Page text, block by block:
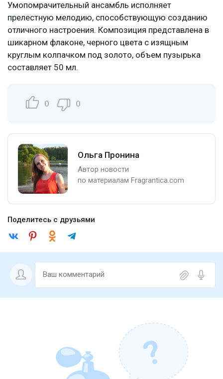
Умопомрачительный ансамбль исполняет
прелестную мелодию, способствующую созданию
отличного настроения. Композиция представлена в
шикарном флаконе, черного цвета с изящным
круглым колпачком под золото, объем пузырька
составляет 50 мл.
0 0
Ольга Пронина
Автор новости
по материалам Fragrantica.com
Поделитесь с друзьями